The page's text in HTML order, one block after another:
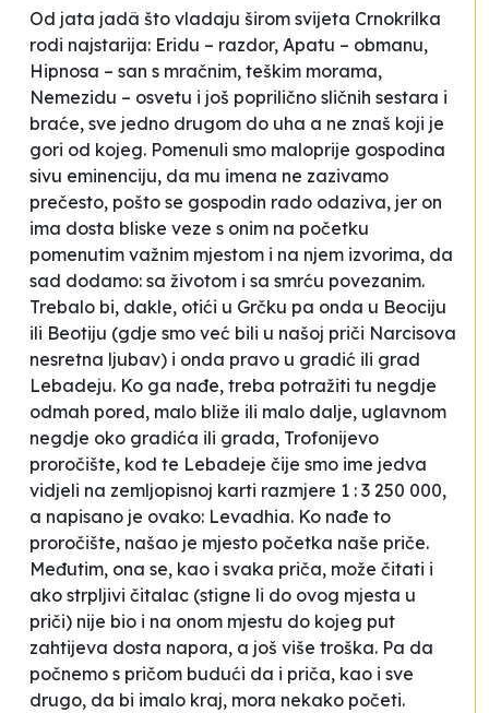
Od jata jadâ što vladaju širom svijeta Crnokrilka
rodi najstarija: Eridu – razdor, Apatu – obmanu,
Hipnosa – san s mračnim, teškim morama,
Nemezidu – osvetu i još poprilično sličnih sestara i
braće, sve jedno drugom do uha a ne znaš koji je
gori od kojeg. Pomenuli smo maloprije gospodina
sivu eminenciju, da mu imena ne zazivamo
prečesto, pošto se gospodin rado odaziva, jer on
ima dosta bliske veze s onim na početku
pomenutim važnim mjestom i na njem izvorima, da
sad dodamo: sa životom i sa smrću povezanim.
Trebalo bi, dakle, otići u Grčku pa onda u Beociju
ili Beotiju (gdje smo već bili u našoj priči Narcisova
nesretna ljubav) i onda pravo u gradić ili grad
Lebadeju. Ko ga nađe, treba potražiti tu negdje
odmah pored, malo bliže ili malo dalje, uglavnom
negdje oko gradića ili grada, Trofonijevo
proročište, kod te Lebadeje čije smo ime jedva
vidjeli na zemljopisnoj karti razmjere 1 : 3 250 000,
a napisano je ovako: Levadhia. Ko nađe to
proročište, našao je mjesto početka naše priče.
Međutim, ona se, kao i svaka priča, može čitati i
ako strpljivi čitalac (stigne li do ovog mjesta u
priči) nije bio i na onom mjestu do kojeg put
zahtijeva dosta napora, a još više troška. Pa da
počnemo s pričom budući da i priča, kao i sve
drugo, da bi imalo kraj, mora nekako početi.